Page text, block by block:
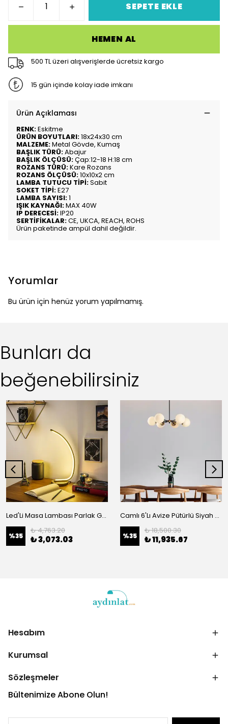
SEPETE EKLE
HEMEN AL
500 TL üzeri alışverişlerde ücretsiz kargo
15 gün içinde kolay iade imkanı
Ürün Açıklaması
RENK:Eskitme
ÜRÜN BOYUTLARI:18x24x30 cm
MALZEME:Metal Gövde, Kumaş
BAŞLIK TÜRÜ:Abajur
BAŞLIK ÖLÇÜSÜ:Çap:12-18 H:18 cm
ROZANS TÜRÜ:Kare Rozans
ROZANS ÖLÇÜSÜ:10x10x2 cm
LAMBA TUTUCU TİPİ:Sabit
SOKET TİPİ:E27
LAMBA SAYISI:1
IŞIK KAYNAĞI:MAX 40W
IP DERECESİ:IP20
SERTİFİKALAR:CE, UKCA, REACH, ROHS
Ürün paketinde ampül dahil değildir.
Yorumlar
Bu ürün için henüz yorum yapılmamış.
Bunları da
beğenebilirsiniz
Led'Li Masa Lambası Parlak Gold 13322
%35
₺ 4,763.20
₺ 3,073.03
Camlı 6'Lı Avize Pütürlü Siyah Eskitme 10085
%35
₺ 18,500.30
₺ 11,935.67
Hesabım
Kurumsal
Sözleşmeler
Bültenimize Abone Olun!